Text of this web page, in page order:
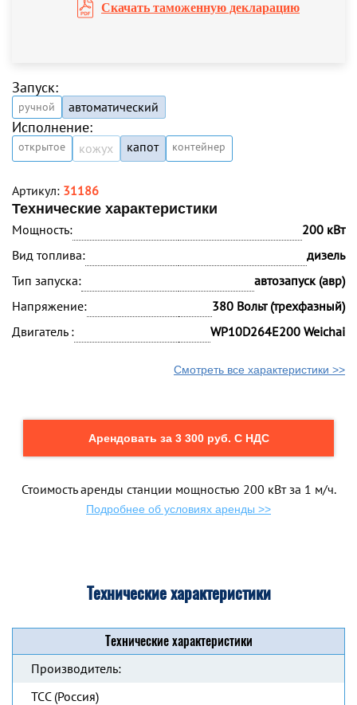
Скачать таможенную декларацию
Запуск:
ручной автоматический
Исполнение:
открытое кожух капот контейнер
Артикул: 31186
Технические характеристики
Мощность:
200 кВт
Вид топлива:
дизель
Тип запуска:
автозапуск (авр)
Напряжение:
380 Вольт (трехфазный)
Двигатель :
WP10D264E200 Weichai
Смотреть все характеристики >>
Арендовать за 3 300 руб. С НДС
Стоимость аренды станции мощностью 200 кВт за 1 м/ч.
Подробнее об условиях аренды >>
Технические характеристики
Технические характеристики
Производитель:
ТСС (Россия)